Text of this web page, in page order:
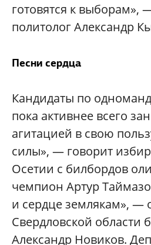
готовятся к выборам»,
политолог Александр
Песни сердца
Кандидаты по
пока активнее всего
агитацией в свою
силы», — говорит
Осетии с билбордов
чемпион Артур
и сердце землякам», —
Свердловской области
Александр Новиков.